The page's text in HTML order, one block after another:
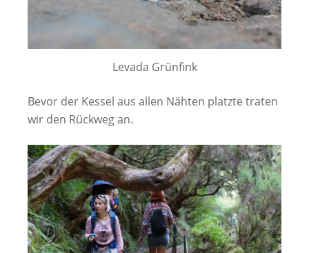
Levada Grünfink
Bevor der Kessel aus allen Nähten platzte traten
wir den Rückweg an.